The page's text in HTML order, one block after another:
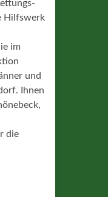
Hilfswerk
im
und
Ihnen
die